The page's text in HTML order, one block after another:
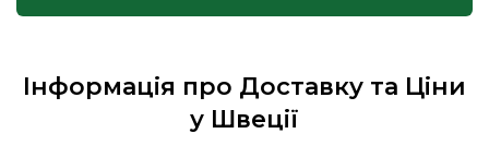
Інформація про Доставку та Ціни
у Швеції